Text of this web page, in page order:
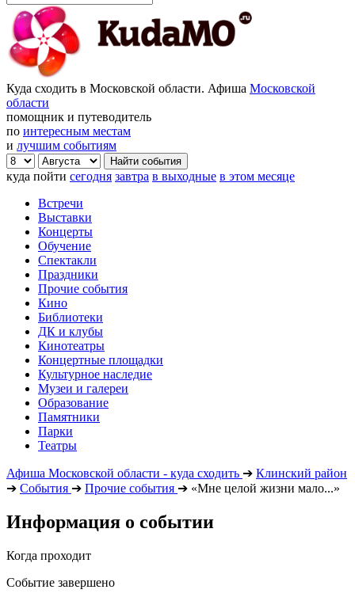
Куда сходить в Московской области. Афиша Московской
области
помощник и путеводитель
по интересным местам
и лучшим событиям
куда пойти сегодня завтра в выходные в этом месяце
Встречи
Выставки
Концерты
Обучение
Спектакли
Праздники
Прочие события
Кино
Библиотеки
ДК и клубы
Кинотеатры
Концертные площадки
Культурное наследие
Музеи и галереи
Образование
Памятники
Парки
Театры
Афиша Московской области - куда сходить ➔ Клинский район
➔ События ➔ Прочие события ➔ «Мне целой жизни мало...»
Информация о событии
Когда проходит
Событие завершено